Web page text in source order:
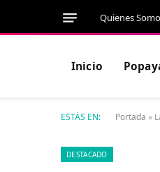
Quienes
Inicio
ESTÁS EN: Portada »
DESTACADO